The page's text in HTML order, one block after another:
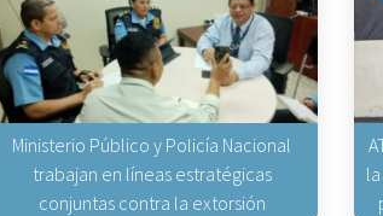
Ministerio Público y Policía Nacional
trabajan en líneas estratégicas
conjuntas contra la extorsión